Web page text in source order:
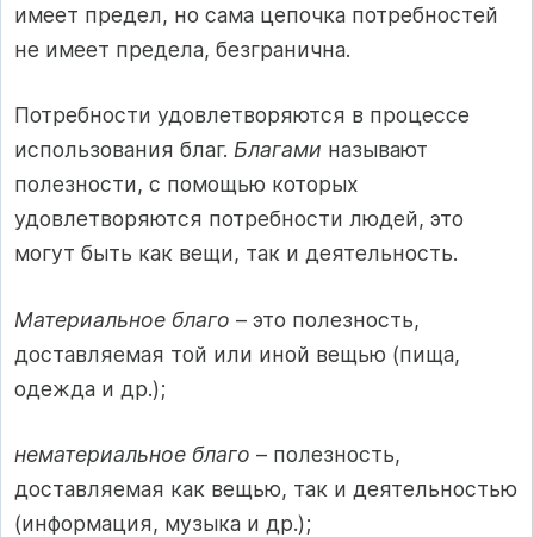
имеет предел, но сама цепочка потребностей
не имеет предела, безгранична.
Потребности удовлетворяются в процессе
использования благ. Благами называют
полезности, с помощью которых
удовлетворяются потребности людей, это
могут быть как вещи, так и деятельность.
Материальное благо – это полезность,
доставляемая той или иной вещью (пища,
одежда и др.);
нематериальное благо – полезность,
доставляемая как вещью, так и деятельностью
(информация, музыка и др.);